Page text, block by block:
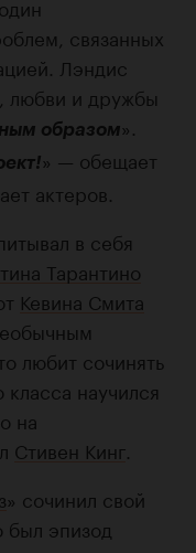
связанных
Лэндис
любви и дружбы
образом».
» — обещает
актеров.
в себя
Тарантино
Кевина Смита
любит сочинять
научился
на
Стивен Кинг
» сочинил свой
был эпизод